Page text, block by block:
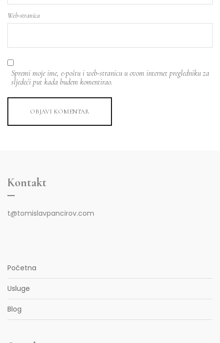
Web-stranica
Spremi moje ime, e-poštu i web-stranicu u ovom internet pregledniku za
sljedeći put kada budem komentirao.
OBJAVI KOMENTAR
Kontakt
t@tomislavpancirov.com
Početna
Usluge
Blog